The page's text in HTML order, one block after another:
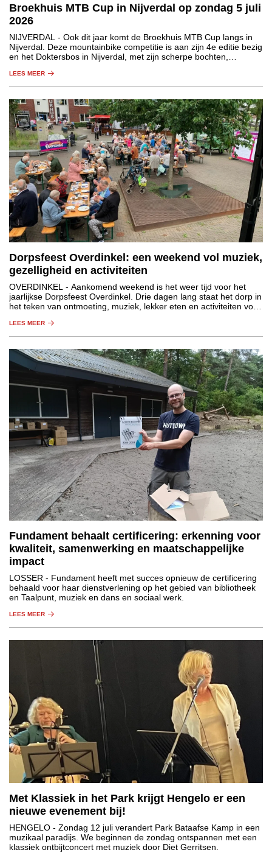
Broekhuis MTB Cup in Nijverdal op zondag 5 juli
2026
NIJVERDAL - Ook dit jaar komt de Broekhuis MTB Cup langs in
Nijverdal. Deze mountainbike competitie is aan zijn 4e editie bezig
en het Doktersbos in Nijverdal, met zijn scherpe bochten,
ontbreken.
LEES MEER
Dorpsfeest Overdinkel: een weekend vol muziek,
gezelligheid en activiteiten
OVERDINKEL - Aankomend weekend is het weer tijd voor het
jaarlijkse Dorpsfeest Overdinkel. Drie dagen lang staat het dorp in
het teken van ontmoeting, muziek, lekker eten en activiteiten voor
LEES MEER
Fundament behaalt certificering: erkenning voor
kwaliteit, samenwerking en maatschappelijke
impact
LOSSER - Fundament heeft met succes opnieuw de certificering
behaald voor haar dienstverlening op het gebied van bibliotheek
en Taalpunt, muziek en dans en sociaal werk.
LEES MEER
Met Klassiek in het Park krijgt Hengelo er een
nieuwe evenement bij!
HENGELO - Zondag 12 juli verandert Park Bataafse Kamp in een
muzikaal paradijs. We beginnen de zondag ontspannen met een
klassiek ontbijtconcert met muziek door Diet Gerritsen.